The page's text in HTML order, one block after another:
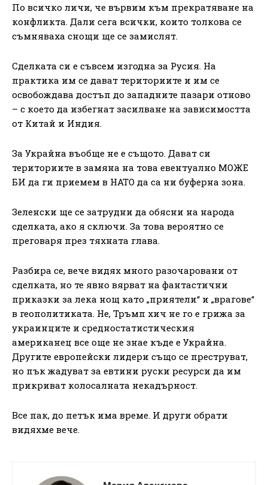
По всичко личи, че вървим към прекратяване на
конфликта. Дали сега всички, които толкова се
съмняваха снощи ще се замислят.
Сделката си е съвсем изгодна за Русия. На
практика им се дават териториите и им се
освобождава достъп до западните пазари отново
– с което да избегнат засилване на зависимостта
от Китай и Индия.
За Украйна въобще не е същото. Дават си
териториите в замяна на това евентуално МОЖЕ
БИ да ги приемем в НАТО да са ни буферна зона.
Зеленски ще се затрудни да обясни на народа
сделката, ако я сключи. За това вероятно се
преговаря през тяхната глава.
Разбира се, вече видях много разочаровани от
сделката, но те явно вярват на фантастични
приказки за лека нощ като „приятели“ и „врагове“
в геополитиката. Не, Тръмп хич не го е грижа за
украинците и средностатистическия
американец все още не знае къде е Украйна.
Другите европейски лидери също се преструват,
но пък жадуват за евтини руски ресурси да им
прикриват колосалната некадърност.
Все пак, до петък има време. И други обрати
видяхме вече.